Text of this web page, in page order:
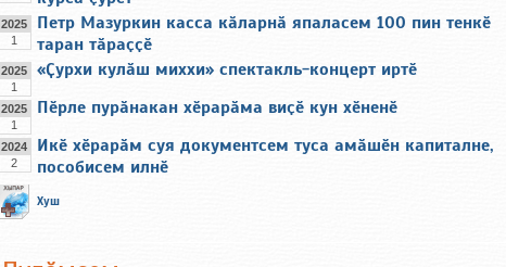
2025
1
Петр Мазуркин касса кӑларнӑ япаласем 100 пин тенкӗ
таран тӑраҫҫӗ
2025
1
«Ҫурхи кулӑш миххи» спектакль-концерт иртӗ
2025
1
Пӗрле пурӑнакан хӗрарӑма виҫӗ кун хӗненӗ
2024
2
Икӗ хӗрарӑм суя документсем туса амӑшӗн капиталне,
пособисем илнӗ
Хуш